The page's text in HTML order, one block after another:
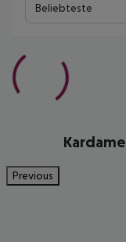
Beliebteste
Previous